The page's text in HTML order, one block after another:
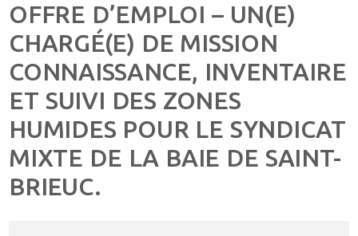
OFFRE D’EMPLOI – UN(E)
CHARGÉ(E) DE MISSION
CONNAISSANCE, INVENTAIRE
ET SUIVI DES ZONES
HUMIDES POUR LE SYNDICAT
MIXTE DE LA BAIE DE SAINT-
BRIEUC.